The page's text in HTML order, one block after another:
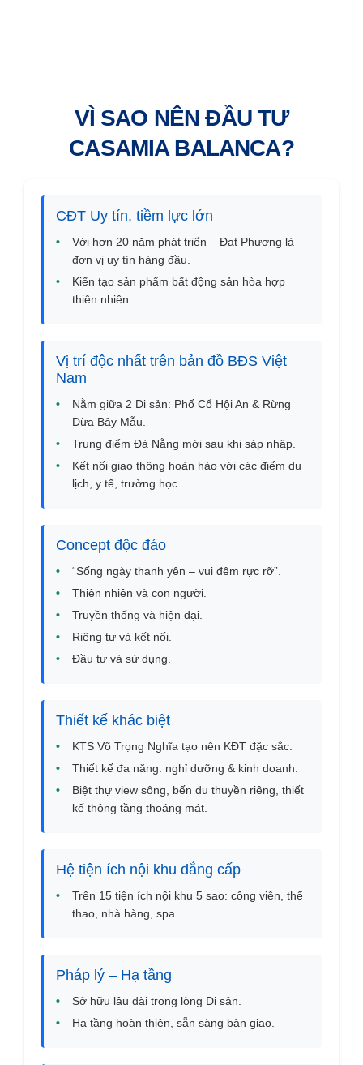
VÌ SAO NÊN ĐẦU TƯ
CASAMIA BALANCA?
CĐT Uy tín, tiềm lực lớn
•
Với hơn 20 năm phát triển – Đạt Phương là
đơn vị uy tín hàng đầu.
•
Kiến tạo sản phẩm bất động sản hòa hợp
thiên nhiên.
Vị trí độc nhất trên bản đồ BĐS Việt
Nam
•
Nằm giữa 2 Di sản: Phố Cổ Hội An & Rừng
Dừa Bảy Mẫu.
•
Trung điểm Đà Nẵng mới sau khi sáp nhập.
•
Kết nối giao thông hoàn hảo với các điểm du
lịch, y tế, trường học…
Concept độc đáo
•
“Sống ngày thanh yên – vui đêm rực rỡ”.
•
Thiên nhiên và con người.
•
Truyền thống và hiện đại.
•
Riêng tư và kết nối.
•
Đầu tư và sử dụng.
Thiết kế khác biệt
•
KTS Võ Trọng Nghĩa tạo nên KĐT đặc sắc.
•
Thiết kế đa năng: nghỉ dưỡng & kinh doanh.
•
Biệt thự view sông, bến du thuyền riêng, thiết
kế thông tầng thoáng mát.
Hệ tiện ích nội khu đẳng cấp
•
Trên 15 tiện ích nội khu 5 sao: công viên, thể
thao, nhà hàng, spa…
Pháp lý – Hạ tầng
•
Sở hữu lâu dài trong lòng Di sản.
•
Hạ tầng hoàn thiện, sẵn sàng bàn giao.